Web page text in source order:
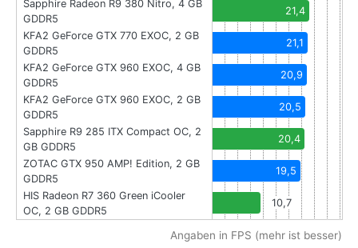
Sapphire Radeon R9 380 Nitro, 4 GB
GDDR5
21,4
KFA2 GeForce GTX 770 EXOC, 2 GB
GDDR5
21,1
KFA2 GeForce GTX 960 EXOC, 4 GB
GDDR5
20,9
KFA2 GeForce GTX 960 EXOC, 2 GB
GDDR5
20,5
Sapphire R9 285 ITX Compact OC, 2
GB GDDR5
20,4
ZOTAC GTX 950 AMP! Edition, 2 GB
GDDR5
19,5
HIS Radeon R7 360 Green iCooler
OC, 2 GB GDDR5
10,7
Angaben in FPS (mehr ist besser)